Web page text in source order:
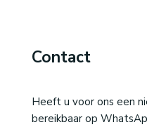
Contact
Heeft u voor ons een
bereikbaar op